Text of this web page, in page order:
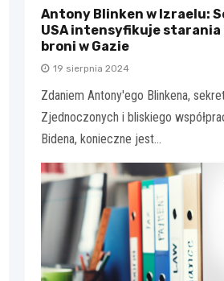
Antony Blinken w Izraelu:
USA intensyfikuje starania
broni w Gazie
19 sierpnia 2024
Zdaniem Antony'ego Blinkena,
Zjednoczonych i bliskiego
Bidena, konieczne jest…